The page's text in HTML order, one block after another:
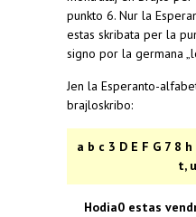
punkto 6. Nur la
estas skribata per la
signo por la germana
Jen la Esperanto-
brajloskribo:
a b c 3 D E F G 7 8
t,
Hodia0 estas